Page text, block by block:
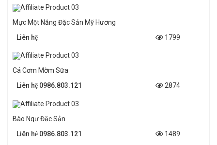
Mực Một Nắng Đặc Sản Mỹ Hương
Liên hệ
1799
Cá Cơm Mờm Sữa
Liên hệ 0986.803.121
2874
Bào Ngư Đặc Sản
Liên hệ 0986.803.121
1489